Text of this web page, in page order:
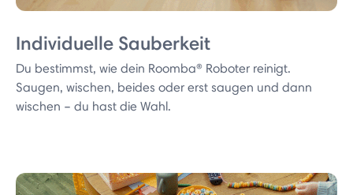
Individuelle Sauberkeit
Du bestimmst, wie dein Roomba® Roboter reinigt.
Saugen, wischen, beides oder erst saugen und dann
wischen – du hast die Wahl.